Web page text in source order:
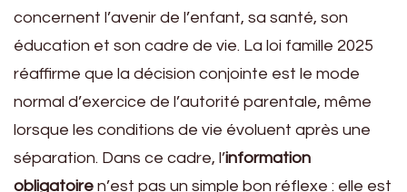
concernent l’avenir de l’enfant, sa santé, son
éducation et son cadre de vie. La loi famille 2025
réaffirme que la décision conjointe est le mode
normal d’exercice de l’autorité parentale, même
lorsque les conditions de vie évoluent après une
séparation. Dans ce cadre, l’information
obligatoire n’est pas un simple bon réflexe : elle est